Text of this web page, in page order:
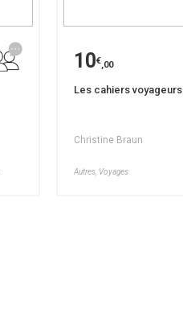
10€,00
Les cahiers voyageurs
Christine Braun
Autres, Voyages